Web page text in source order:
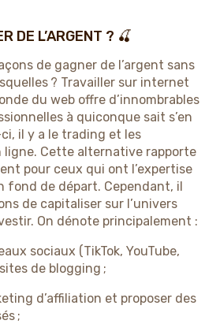
DE L’ARGENT ? 🍒
de gagner de l’argent sans
? Travailler sur internet
du web offre d’innombrables
à quiconque sait s’en
il y a le trading et les
ligne. Cette alternative rapporte
pour ceux qui ont l’expertise
fond de départ. Cependant, il
de capitaliser sur l’univers
On dénote principalement :
sociaux (TikTok, YouTube,
de blogging ;
d’affiliation et proposer des
;